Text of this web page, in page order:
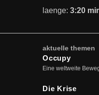
laenge: 3:20
aktuelle themen
Occupy
Eine weltweite
Die Krise